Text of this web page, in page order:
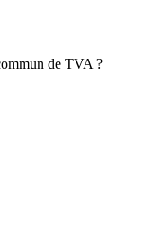
de TVA ?